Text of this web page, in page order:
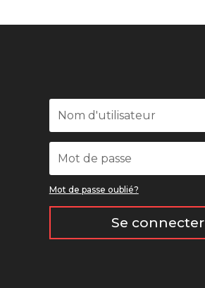
Mot de passe oublié?
Se connecter